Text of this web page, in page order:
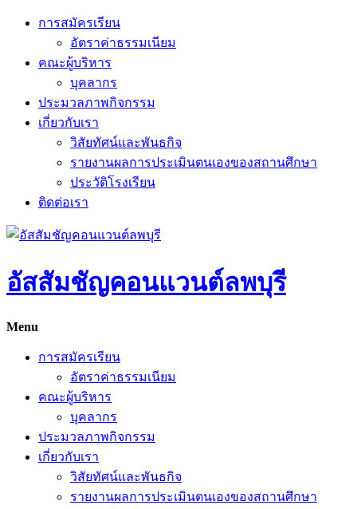
Skip
การสมัครเรียน
อัตราค่าธรรมเนียม
คณะผู้บริหาร
บุคลากร
ประมวลภาพกิจกรรม
เกี่ยวกับเรา
วิสัยทัศน์และพันธกิจ
รายงานผลการประเมินตนเองของสถานศึกษา
ประวัติโรงเรียน
ติดต่อเรา
อัสสัมชัญคอนแวนต์ลพบุรี
Menu
การสมัครเรียน
อัตราค่าธรรมเนียม
คณะผู้บริหาร
บุคลากร
ประมวลภาพกิจกรรม
เกี่ยวกับเรา
วิสัยทัศน์และพันธกิจ
รายงานผลการประเมินตนเองของสถานศึกษา